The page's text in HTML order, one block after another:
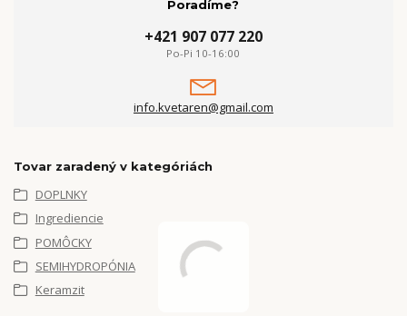
Poradíme?
+421 907 077 220
Po-Pi 10-16:00
info.kvetaren@gmail.com
Tovar zaradený v kategóriách
DOPLNKY
Ingrediencie
POMÔCKY
SEMIHYDROPÓNIA
Keramzit